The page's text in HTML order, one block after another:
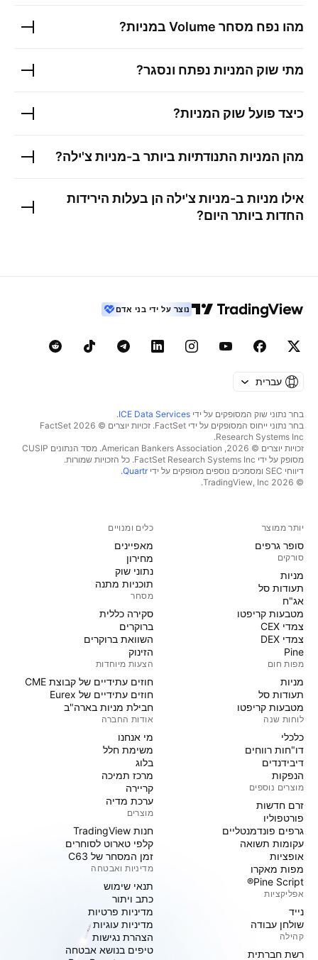
מהו נפח מסחר Volume במניות?
מתי שוק המניות נפתח ונסגר?
כיצד פועל שוק המניות?
מהן המניות התנודתיות ביותר ב-מניות צ'ילה?
אילו מניות ב-מניות צ'ילה הן בעלות הירידות
החדות ביותר היום?
נוצר על ידי בני אדם
עברית
בחר נתוני שוק המסופקים על ידי ICE Data Services
.
בחר נתוני ייחוס המסופקים על ידי FactSet. זכויות יוצרים © 2026 ‏FactSet
Research Systems Inc.‏
זכויות יוצרים © 2026, ‏American Bankers Association. מסד הנתונים CUSIP
מסופק על ידי FactSet Research Systems Inc. כל הזכויות שמורות.
דיווחי SEC ומסמכים נוספים מסופקים על ידי
Quartr
.
© 2026 ‏TradingView, Inc.‏
יותר ממוצר
סופר גרפים
סורקים
מניות‏
תעודות סל
אג"ח
מטבעות קריפטו
צמדי CEX
צמדי DEX
Pine
מפות חום
מניות‏
תעודות סל
מטבעות קריפטו
לוחות שנה
כלכלי
דו"חות רווחים
דיבידנדים
הנפקות
מוצרים נוספים
זרם חדשות
פורטפוליו
גרפים פונדמנטליים
עקומות תשואה
אופציות
מפות מאקרו
Pine Script®
אפליקציות
נייד
שולחן עבודה
קהילה
רשת חברתית
כלים ומנויים
מאפיינים
מחירון
נתוני שוק
תוכניות מתנה
מסחר
סקירה כללית
ברוקרים
השוואת ברוקרים
הזינוק
הצעות מיוחדות
חוזים עתידיים של קבוצת CME
חוזים עתידיים של Eurex
חבילת מניות בארה"ב
אודות החברה
מי אנחנו
משימת חלל
בלוג
מרכז תמיכה
קריירה
ערכת מדיה
מוצרים
חנות TradingView
קלפי טארוט לסוחרים
זמן המסחר של C63
מדיניות ואבטחה
תנאי שימוש
כתב ויתור
מדיניות פרטיות
מדיניות עוגיות
הצהרת נגישות
טיפים בנושא אבטחה